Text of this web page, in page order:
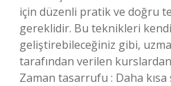
için düzenli pratik ve doğru
gereklidir. Bu teknikleri
geliştirebileceğiniz gibi,
tarafından verilen
Zaman tasarrufu : Daha